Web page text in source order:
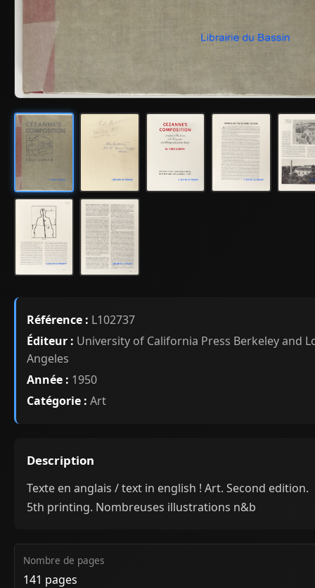
Référence : L102737
Éditeur : University of California Press Berkeley and
Angeles
Année : 1950
Catégorie : Art
Description
Texte en anglais / text in english ! Art. Second edition.
5th printing. Nombreuses illustrations n&b
Nombre de pages
141 pages